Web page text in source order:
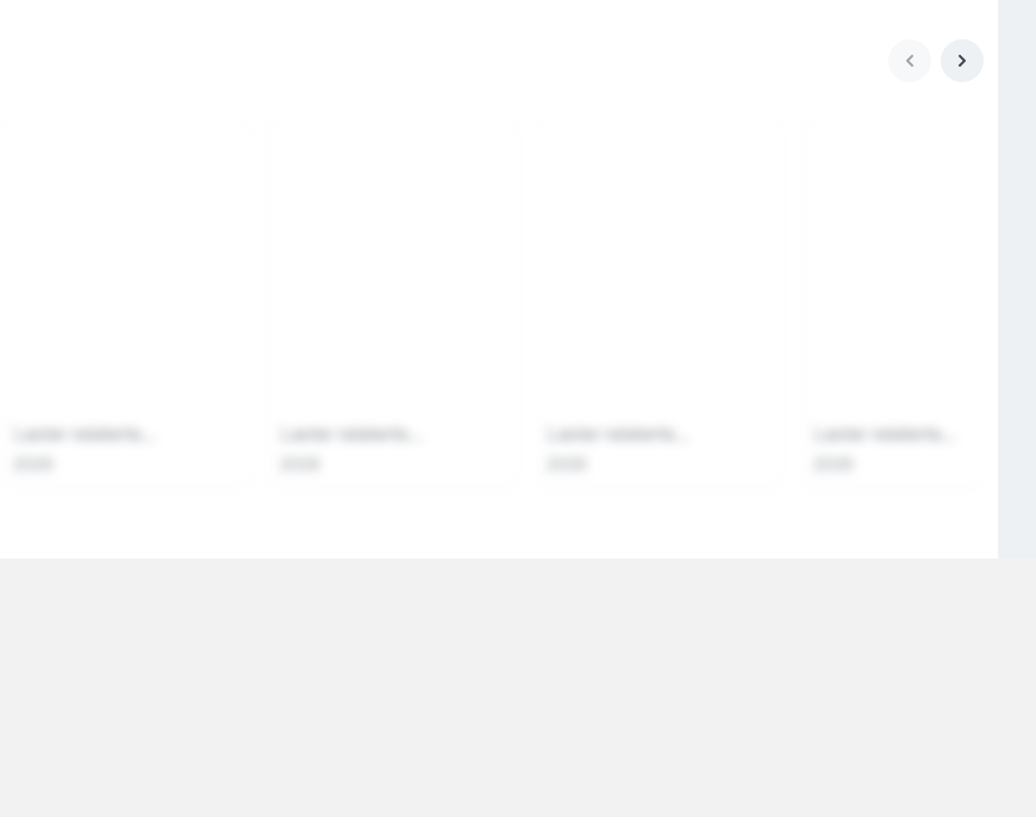
Laster relaterte... Laster relaterte... Laster relaterte... Laster relaterte...